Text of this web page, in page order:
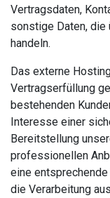
Vertragsdaten,
sonstige Daten, die
handeln.
Das externe
Vertragserfüllung
bestehenden
Interesse einer
Bereitstellung
professionellen
eine
die Verarbeitung